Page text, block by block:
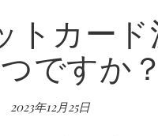
トカー
ですか？
2023年12月25日